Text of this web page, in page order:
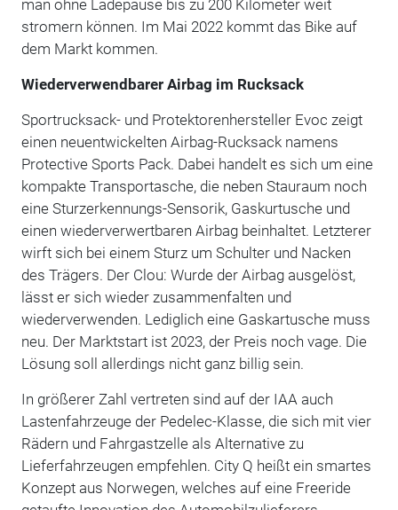
man ohne Ladepause bis zu 200 Kilometer weit
stromern können. Im Mai 2022 kommt das Bike auf
dem Markt kommen.
Wiederverwendbarer Airbag im Rucksack
Sportrucksack- und Protektorenhersteller Evoc zeigt
einen neuentwickelten Airbag-Rucksack namens
Protective Sports Pack. Dabei handelt es sich um eine
kompakte Transportasche, die neben Stauraum noch
eine Sturzerkennungs-Sensorik, Gaskurtusche und
einen wiederverwertbaren Airbag beinhaltet. Letzterer
wirft sich bei einem Sturz um Schulter und Nacken
des Trägers. Der Clou: Wurde der Airbag ausgelöst,
lässt er sich wieder zusammenfalten und
wiederverwenden. Lediglich eine Gaskartusche muss
neu. Der Marktstart ist 2023, der Preis noch vage. Die
Lösung soll allerdings nicht ganz billig sein.
In größerer Zahl vertreten sind auf der IAA auch
Lastenfahrzeuge der Pedelec-Klasse, die sich mit vier
Rädern und Fahrgastzelle als Alternative zu
Lieferfahrzeugen empfehlen. City Q heißt ein smartes
Konzept aus Norwegen, welches auf eine Freeride